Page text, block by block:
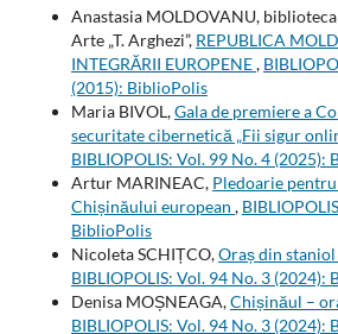
Anastasia MOLDOVANU,
Arte „T. Arghezi”, REPUBLICA
INTEGRĂRII EUROPENE,
(2015): BiblioPolis
Maria BIVOL,Gala de premiere a
securitate cibernetică „Fii sigur
BIBLIOPOLIS: Vol. 99 No. 4 (2025):
Artur MARINEAC, Pledoarie
Chișinăului european ,
BiblioPolis
Nicoleta SCHIȚCO,Oraș din
BIBLIOPOLIS: Vol. 94 No. 3 (2024):
Denisa MOȘNEAGA,Chișinăul –
BIBLIOPOLIS: Vol. 94 No. 3 (2024):